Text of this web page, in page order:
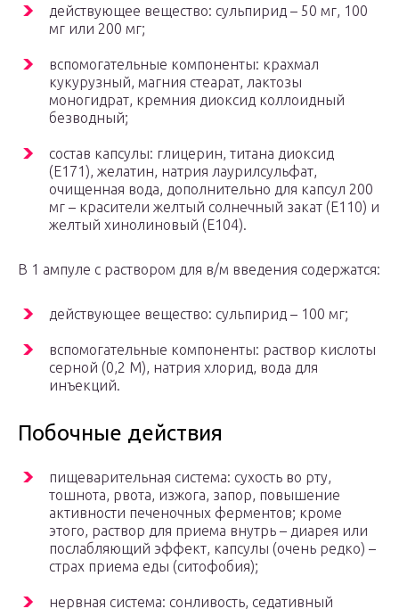
действующее вещество: сульпирид – 50 мг, 100
мг или 200 мг;
вспомогательные компоненты: крахмал
кукурузный, магния стеарат, лактозы
моногидрат, кремния диоксид коллоидный
безводный;
состав капсулы: глицерин, титана диоксид
(Е171), желатин, натрия лаурилсульфат,
очищенная вода, дополнительно для капсул 200
мг – красители желтый солнечный закат (Е110) и
желтый хинолиновый (Е104).
В 1 ампуле с раствором для в/м введения содержатся:
действующее вещество: сульпирид – 100 мг;
вспомогательные компоненты: раствор кислоты
серной (0,2 М), натрия хлорид, вода для
инъекций.
Побочные действия
пищеварительная система: сухость во рту,
тошнота, рвота, изжога, запор, повышение
активности печеночных ферментов; кроме
этого, раствор для приема внутрь – диарея или
послабляющий эффект, капсулы (очень редко) –
страх приема еды (ситофобия);
нервная система: сонливость, седативный